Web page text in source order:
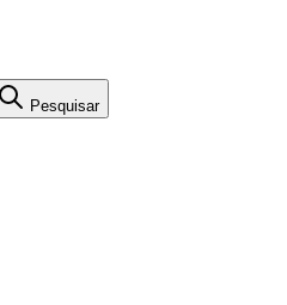
Pesquisar